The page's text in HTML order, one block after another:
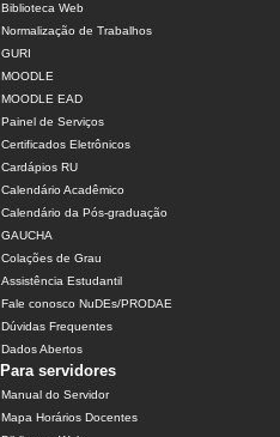
Biblioteca Web
Normalização de Trabalhos
GURI
MOODLE
MOODLE EAD
Painel de Serviços
Certificados Eletrônicos
Cardápios RU
Calendário Acadêmico
Calendário da Pós-graduação
GAUCHA
Colações de Grau
Assistência Estudantil
Fale conosco NuDEs/PRODAE
Dúvidas Frequentes
Dados Abertos
Para servidores
Manual do Servidor
Mapa Horários Docentes